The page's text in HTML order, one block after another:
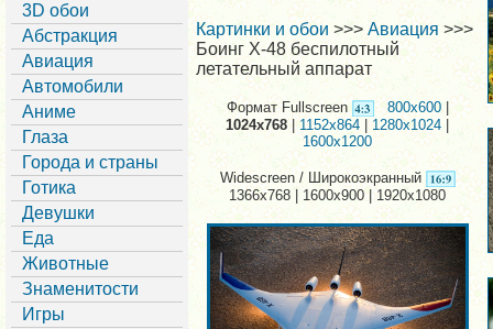
3D обои
Абстракция
Авиация
Автомобили
Аниме
Глаза
Города и страны
Готика
Девушки
Еда
Животные
Знаменитости
Игры
Картинки и обои >>> Авиация >>>
Боинг X-48 беспилотный
летательный аппарат
Формат Fullscreen 800x600
1024x768|1152x864 1280x1024
1600x1200
Widescreen / Широкоэкранный
1366x768 | 1600x900 | 1920x1080